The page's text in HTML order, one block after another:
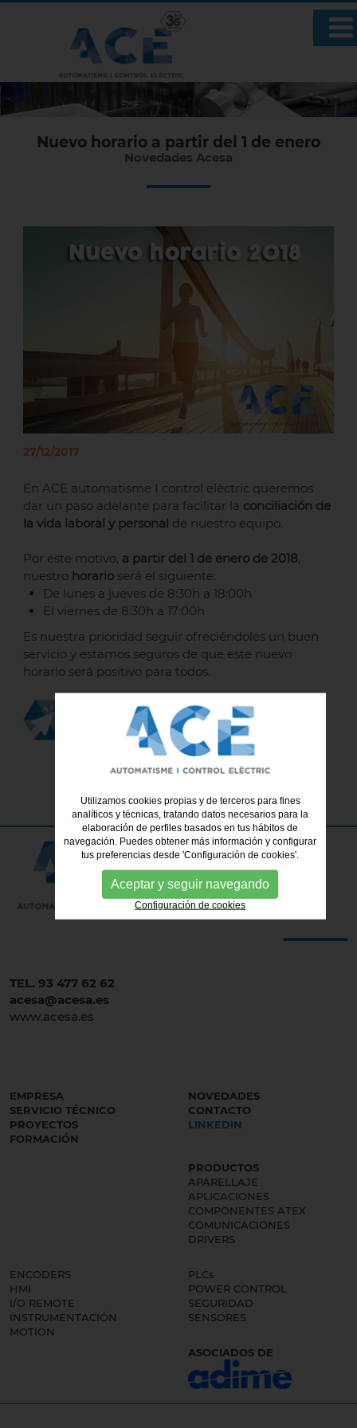
Nuevo horario a partir del 1 de enero
Novedades Acesa
27/12/2017
En ACE automatisme I control elèctric queremos
dar un paso adelante para facilitar la conciliación de
la vida laboral y personal de nuestro equipo.
Por este motivo, a partir del 1 de enero de 2018,
nuestro horario será el siguiente:
De lunes a jueves de 8:30h a 18:00h
El viernes de 8:30h a 17:00h
Es nuestra prioridad seguir ofreciéndoles un buen
servicio y estamos seguros de que este nuevo
horario será positivo para todos.
www.acesa.es
TEL. 93 477 62 62
acesa@acesa.es
www.acesa.es
EMPRESA
SERVICIO TÉCNICO
PROYECTOS
FORMACIÓN
NOVEDADES
CONTACTO
LINKEDIN
PRODUCTOS
APARELLAJE
APLICACIONES
COMPONENTES ATEX
COMUNICACIONES
DRIVERS
ENCODERS
HMI
I/O REMOTE
INSTRUMENTACIÓN
MOTION
PLCs
POWER CONTROL
SEGURIDAD
SENSORES
ASOCIADOS DE
Utilizamos cookies propias y de terceros para fines
analíticos y técnicas, tratando datos necesarios para la
elaboración de perfiles basados en tus hábitos de
navegación. Puedes obtener más información y configurar
tus preferencias desde 'Configuración de cookies'.
Aceptar y seguir navegando
Configuración de cookies